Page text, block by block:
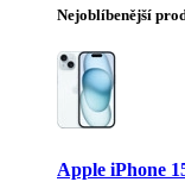
Nejoblíbenější
Apple iPhone